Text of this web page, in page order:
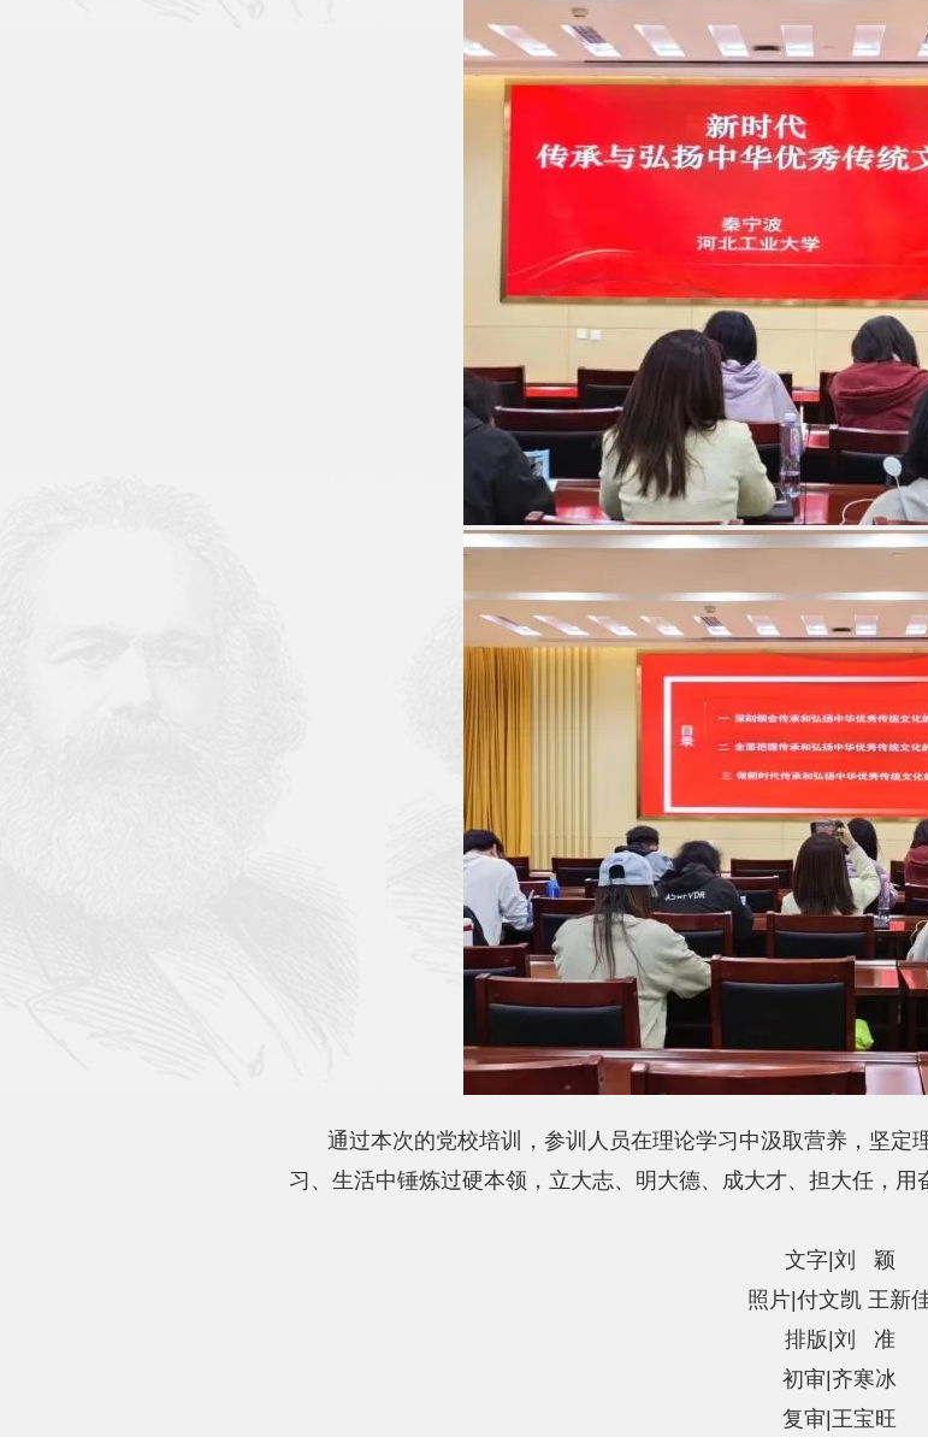
通过本次的党校培训，参训人员在理论学习中汲取营养，坚定
习、生活中锤炼过硬本领，立大志、明大德、成大才、担大任，用
文字|刘 颖
照片|付文凯 王新
排版|刘 准
初审|齐寒冰
复审|王宝旺